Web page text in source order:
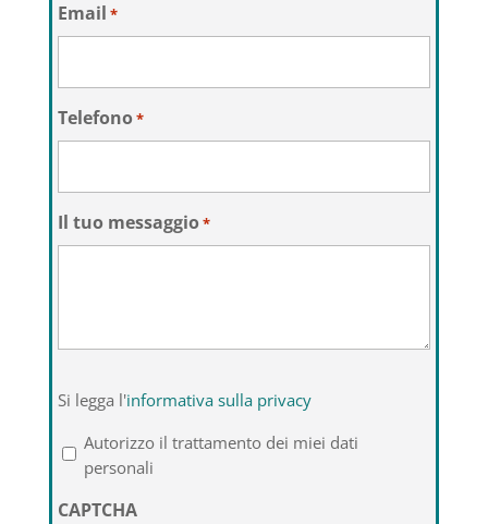
Email *
Telefono*
Il tuo messaggio*
legga
l'informativa
sulla
privacy
*
Si legga l'informativa sulla privacy
Autorizzo il trattamento dei miei dati
personali
CAPTCHA